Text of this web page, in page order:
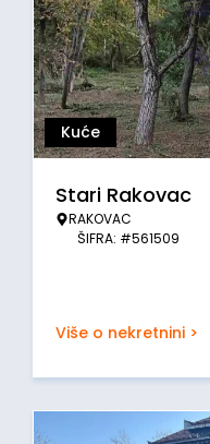
Kuće
Stari Rakovac
RAKOVAC
ŠIFRA: #561509
Više o nekretnini >